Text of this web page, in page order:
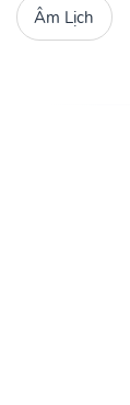
Âm Lịch